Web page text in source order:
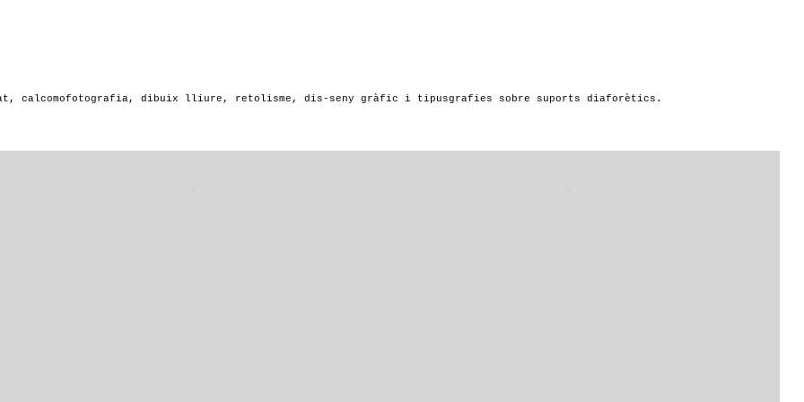
calcomofotografia, dibuix lliure, retolisme, dis-seny gràfic i tipusgrafies sobre suports diaforètics.